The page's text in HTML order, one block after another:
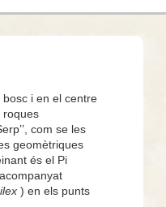
i en el centre
roques
com se les
geomètriques
és el Pi
) en els punts